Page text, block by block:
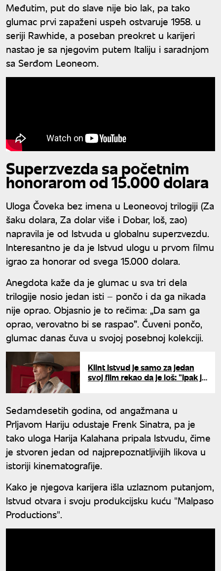
Međutim, put do slave nije bio lak, pa tako
glumac prvi zapaženi uspeh ostvaruje 1958. u
seriji Rawhide, a poseban preokret u karijeri
nastao je sa njegovim putem Italiju i saradnjom
sa Serđom Leoneom.
Superzvezda sa početnim
honorarom od 15.000 dolara
Uloga Čoveka bez imena u Leoneovoj trilogiji (Za
šaku dolara, Za dolar više i Dobar, loš, zao)
napravila je od Istvuda u globalnu superzvezdu.
Interesantno je da je Istvud ulogu u prvom filmu
igrao za honorar od svega 15.000 dolara.
Anegdota kaže da je glumac u sva tri dela
trilogije nosio jedan isti – pončo i da ga nikada
nije oprao. Objasnio je to rečima: „Da sam ga
oprao, verovatno bi se raspao”. Čuveni pončo,
glumac danas čuva u svojoj posebnoj kolekciji.
Klint Istvud je samo za jedan
svoj film rekao da je loš: "Ipak je
Sedamdesetih godina, od angažmana u
Prljavom Hariju odustaje Frenk Sinatra, pa je
tako uloga Harija Kalahana pripala Istvudu, čime
je stvoren jedan od najprepoznatljivijih likova u
istoriji kinematografije.
Kako je njegova karijera išla uzlaznom putanjom,
Istvud otvara i svoju produkcijsku kuću "Malpaso
Productions".